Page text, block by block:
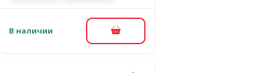
В наличии В корзину